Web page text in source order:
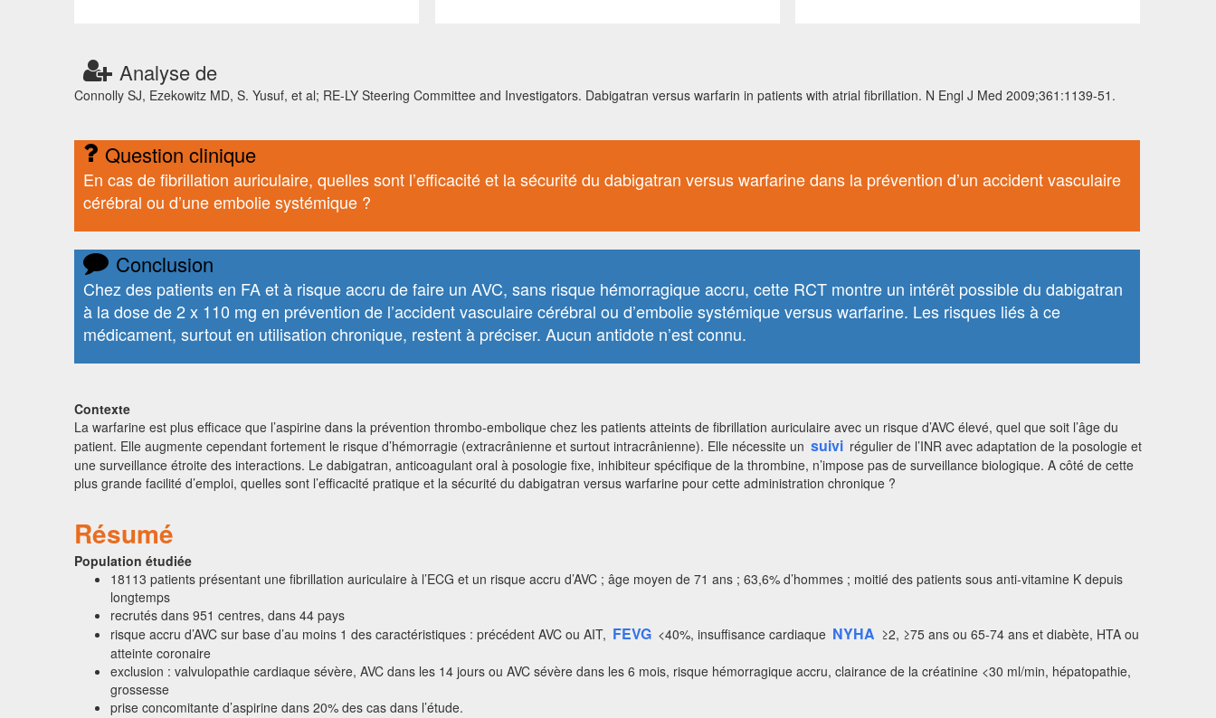
Analyse de
Connolly SJ, Ezekowitz MD, S. Yusuf, et al; RE-LY Steering Committee and Investigators. Dabigatran versus warfarin in patients with atrial fibrillation. N Engl J Med 2009;361:1139-51.
Question clinique
En cas de fibrillation auriculaire, quelles sont l’efficacité et la sécurité du dabigatran versus warfarine dans la prévention d’un accident vasculaire
cérébral ou d’une embolie systémique ?
Conclusion
Chez des patients en FA et à risque accru de faire un AVC, sans risque hémorragique accru, cette RCT montre un intérêt possible du dabigatran
à la dose de 2 x 110 mg en prévention de l’accident vasculaire cérébral ou d’embolie systémique versus warfarine. Les risques liés à ce
médicament, surtout en utilisation chronique, restent à préciser. Aucun antidote n’est connu.
Contexte
La warfarine est plus efficace que l’aspirine dans la prévention thrombo-embolique chez les patients atteints de fibrillation auriculaire avec un risque d’AVC élevé, quel que soit l’âge du
patient. Elle augmente cependant fortement le risque d’hémorragie (extracrânienne et surtout intracrânienne). Elle nécessite un suivi régulier de l’INR avec adaptation de la posologie et
une surveillance étroite des interactions. Le dabigatran, anticoagulant oral à posologie fixe, inhibiteur spécifique de la thrombine, n’impose pas de surveillance biologique. A côté de cette
plus grande facilité d’emploi, quelles sont l’efficacité pratique et la sécurité du dabigatran versus warfarine pour cette administration chronique ?
Résumé
Population étudiée
18113 patients présentant une fibrillation auriculaire à l’ECG et un risque accru d’AVC ; âge moyen de 71 ans ; 63,6% d’hommes ; moitié des patients sous anti-vitamine K depuis
longtemps
recrutés dans 951 centres, dans 44 pays
risque accru d’AVC sur base d’au moins 1 des caractéristiques : précédent AVC ou AIT, FEVG <40%, insuffisance cardiaque NYHA ≥2, ≥75 ans ou 65-74 ans et diabète, HTA ou
atteinte coronaire
exclusion : valvulopathie cardiaque sévère, AVC dans les 14 jours ou AVC sévère dans les 6 mois, risque hémorragique accru, clairance de la créatinine <30 ml/min, hépatopathie,
grossesse
prise concomitante d’aspirine dans 20% des cas dans l’étude.